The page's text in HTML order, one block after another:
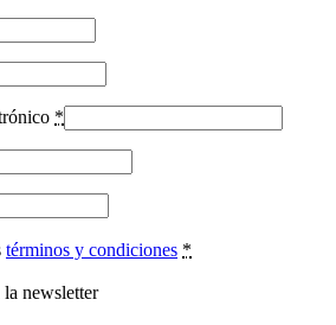
*
términos y condiciones *
newsletter